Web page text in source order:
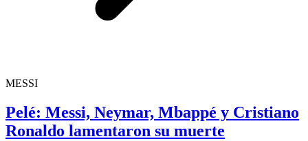
MESSI
Pelé: Messi, Neymar, Mbappé y Cristiano
Ronaldo lamentaron su muerte